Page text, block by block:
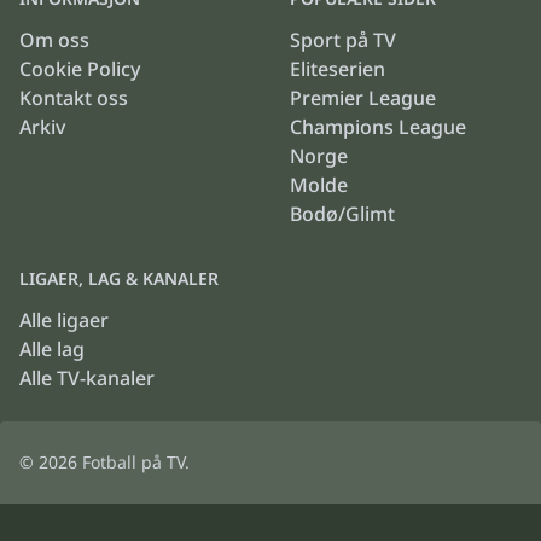
Om oss
Cookie Policy
Kontakt oss
Arkiv
Sport på TV
Eliteserien
Premier League
Champions League
Norge
Molde
Bodø/Glimt
LIGAER, LAG & KANALER
Alle ligaer
Alle lag
Alle TV-kanaler
© 2026 Fotball på TV.